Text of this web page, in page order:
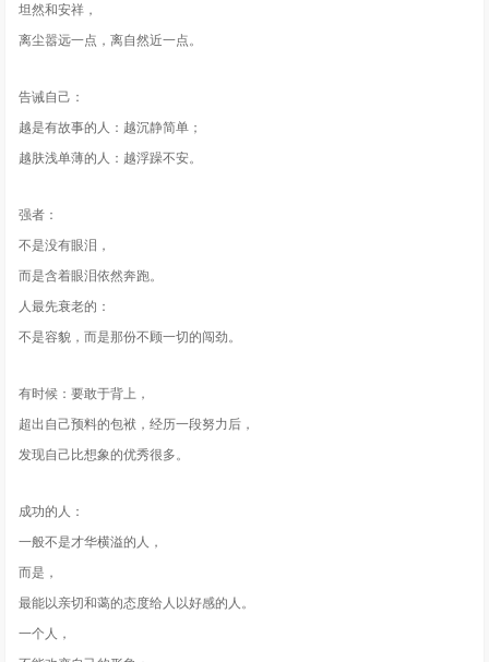
坦然和安祥，
离尘嚣远一点，离自然近一点。
告诫自己：
越是有故事的人：越沉静简单；
越肤浅单薄的人：越浮躁不安。
强者：
不是没有眼泪，
而是含着眼泪依然奔跑。
人最先衰老的：
不是容貌，而是那份不顾一切的闯劲。
有时候：要敢于背上，
超出自己预料的包袱，经历一段努力后，
发现自己比想象的优秀很多。
成功的人：
一般不是才华横溢的人，
而是，
最能以亲切和蔼的态度给人以好感的人。
一个人，